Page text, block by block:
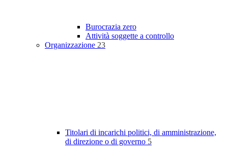
Burocrazia zero
Attività soggette a controllo
Organizzazione 23
Titolari di incarichi politici, di amministrazione,
di direzione o di governo 5